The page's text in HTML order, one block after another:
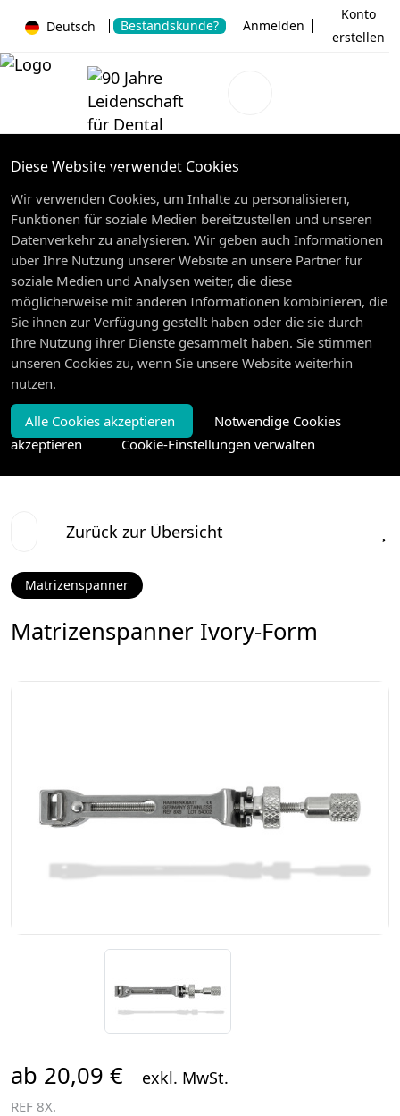
Deutsch Bestandskunde? Anmelden
Konto
erstellen
Diese Website verwendet Cookies
Wir verwenden Cookies, um Inhalte zu personalisieren,
Funktionen für soziale Medien bereitzustellen und unseren
Datenverkehr zu analysieren. Wir geben auch Informationen
über Ihre Nutzung unserer Website an unsere Partner für
soziale Medien und Analysen weiter, die diese
möglicherweise mit anderen Informationen kombinieren, die
Sie ihnen zur Verfügung gestellt haben oder die sie durch
Ihre Nutzung ihrer Dienste gesammelt haben. Sie stimmen
unseren Cookies zu, wenn Sie unsere Website weiterhin
nutzen.
Alle Cookies akzeptieren
Notwendige Cookies
akzeptieren
Cookie-Einstellungen verwalten
Zurück zur Übersicht
Matrizenspanner
Matrizenspanner Ivory-Form
ab 20,09 € exkl. MwSt.
REF 8X.